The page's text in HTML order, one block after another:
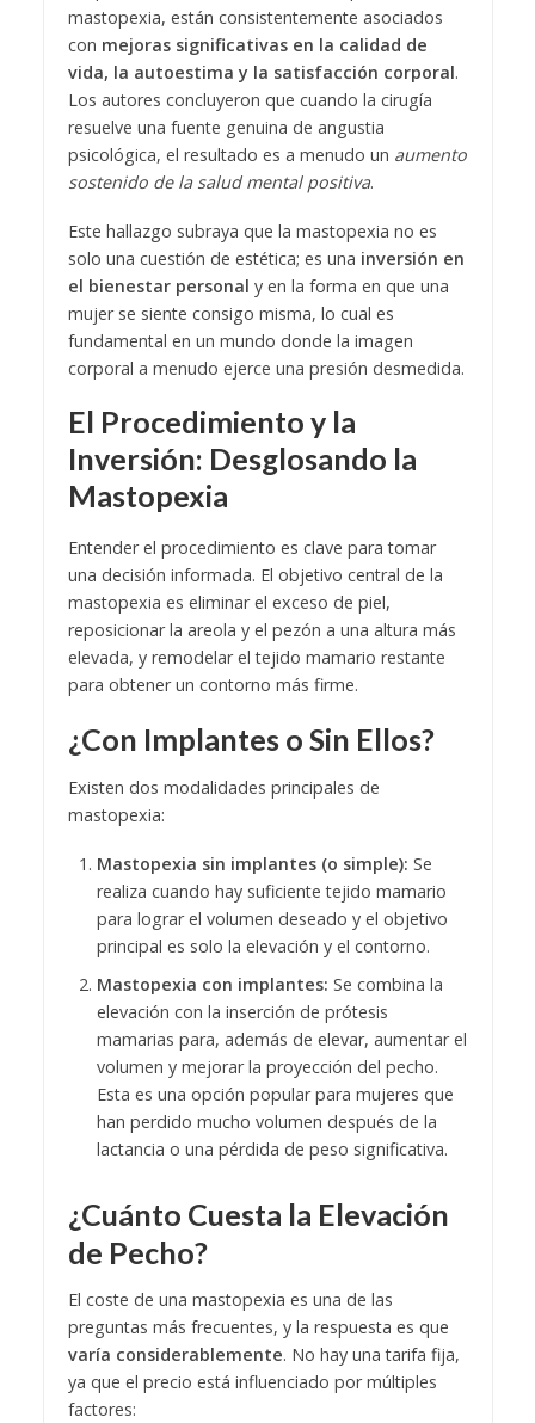
mastopexia, están consistentemente asociados
con mejoras significativas en la calidad de
vida, la autoestima y la satisfacción corporal.
Los autores concluyeron que cuando la cirugía
resuelve una fuente genuina de angustia
psicológica, el resultado es a menudo un aumento
sostenido de la salud mental positiva.
Este hallazgo subraya que la mastopexia no es
solo una cuestión de estética; es una inversión en
el bienestar personal y en la forma en que una
mujer se siente consigo misma, lo cual es
fundamental en un mundo donde la imagen
corporal a menudo ejerce una presión desmedida.
El Procedimiento y la
Inversión: Desglosando la
Mastopexia
Entender el procedimiento es clave para tomar
una decisión informada. El objetivo central de la
mastopexia es eliminar el exceso de piel,
reposicionar la areola y el pezón a una altura más
elevada, y remodelar el tejido mamario restante
para obtener un contorno más firme.
¿Con Implantes o Sin Ellos?
Existen dos modalidades principales de
mastopexia:
Mastopexia sin implantes (o simple): Se
realiza cuando hay suficiente tejido mamario
para lograr el volumen deseado y el objetivo
principal es solo la elevación y el contorno.
Mastopexia con implantes: Se combina la
elevación con la inserción de prótesis
mamarias para, además de elevar, aumentar el
volumen y mejorar la proyección del pecho.
Esta es una opción popular para mujeres que
han perdido mucho volumen después de la
lactancia o una pérdida de peso significativa.
¿Cuánto Cuesta la Elevación
de Pecho?
El coste de una mastopexia es una de las
preguntas más frecuentes, y la respuesta es que
varía considerablemente. No hay una tarifa fija,
ya que el precio está influenciado por múltiples
factores: